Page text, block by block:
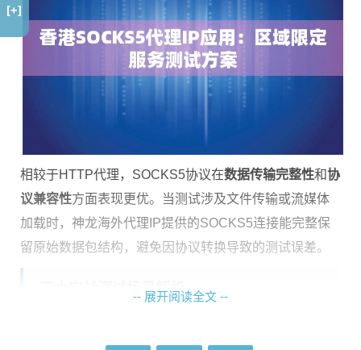
相较于HTTP代理，SOCKS5协议在数据传输完整性和协
议兼容性方面表现更优。当测试涉及文件传输或流媒体
加载时，神龙海外代理IP提供的SOCKS5连接能完整保
留原始数据包结构，避免因协议转换导致的测试误差。
三大实战测试场景解析
-- 展开阅读全文 --
[+]